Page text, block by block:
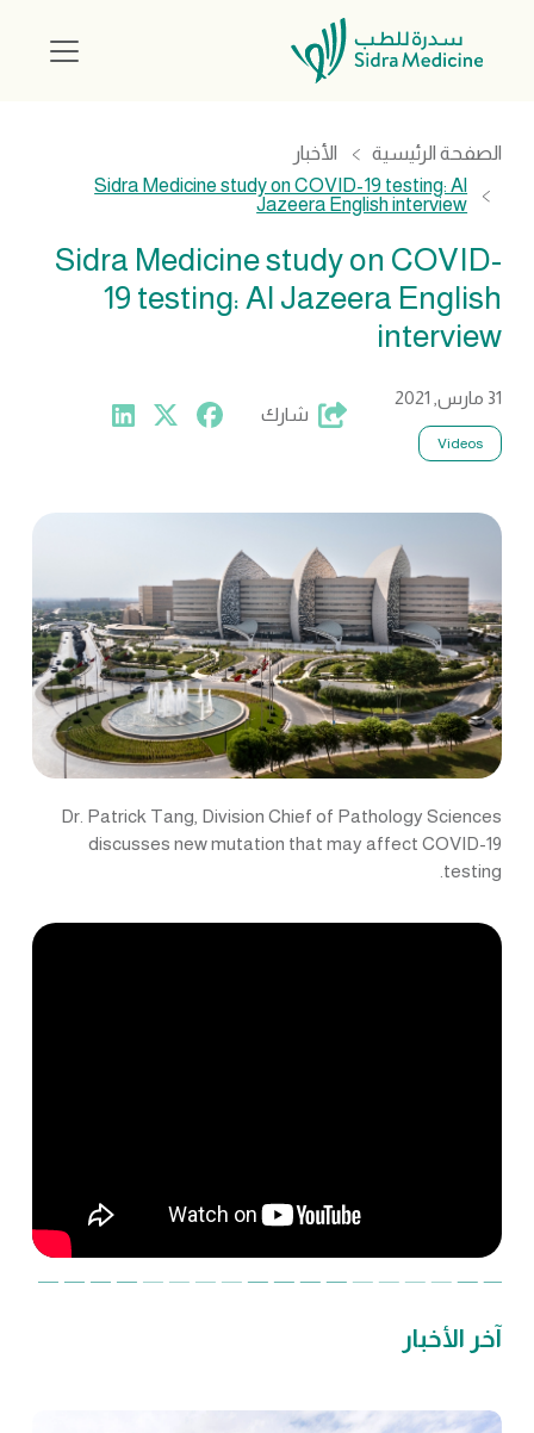
الصفحة الرئيسية
الأخبار
Sidra Medicine study on COVID-19 testing: Al
Jazeera English interview
Sidra Medicine study on COVID-
19 testing: Al Jazeera English
interview
31 مارس, 2021
Videos
شارك
Dr. Patrick Tang, Division Chief of Pathology Sciences
discusses new mutation that may affect COVID-19
testing.
آخر الأخبار